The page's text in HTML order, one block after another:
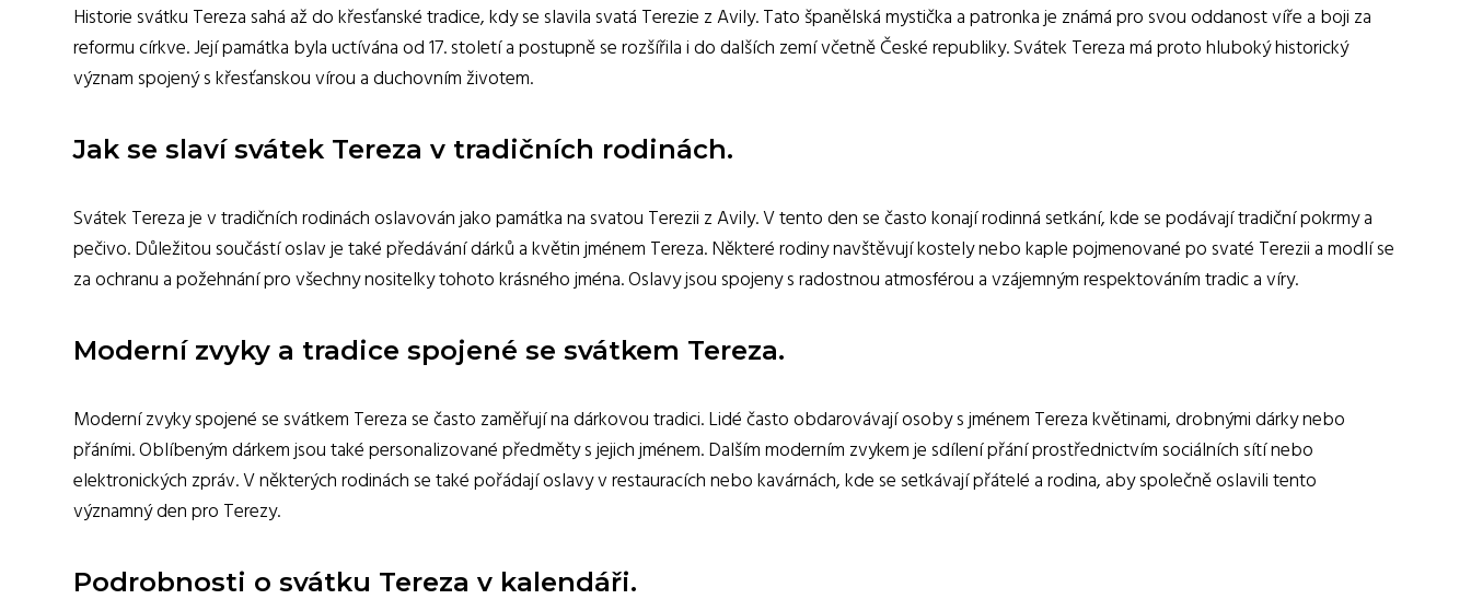
Historie svátku Tereza sahá až do křesťanské tradice, kdy se slavila svatá Terezie z Avily. Tato španělská mystička a patronka je známá pro svou oddanost víře a boji za
reformu církve. Její památka byla uctívána od 17. století a postupně se rozšířila i do dalších zemí včetně České republiky. Svátek Tereza má proto hluboký historický
význam spojený s křesťanskou vírou a duchovním životem.
Jak se slaví svátek Tereza v tradičních rodinách.
Svátek Tereza je v tradičních rodinách oslavován jako památka na svatou Terezii z Avily. V tento den se často konají rodinná setkání, kde se podávají tradiční pokrmy a
pečivo. Důležitou součástí oslav je také předávání dárků a květin jménem Tereza. Některé rodiny navštěvují kostely nebo kaple pojmenované po svaté Terezii a modlí se
za ochranu a požehnání pro všechny nositelky tohoto krásného jména. Oslavy jsou spojeny s radostnou atmosférou a vzájemným respektováním tradic a víry.
Moderní zvyky a tradice spojené se svátkem Tereza.
Moderní zvyky spojené se svátkem Tereza se často zaměřují na dárkovou tradici. Lidé často obdarovávají osoby s jménem Tereza květinami, drobnými dárky nebo
přáními. Oblíbeným dárkem jsou také personalizované předměty s jejich jménem. Dalším moderním zvykem je sdílení přání prostřednictvím sociálních sítí nebo
elektronických zpráv. V některých rodinách se také pořádají oslavy v restauracích nebo kavárnách, kde se setkávají přátelé a rodina, aby společně oslavili tento
významný den pro Terezy.
Podrobnosti o svátku Tereza v kalendáři.